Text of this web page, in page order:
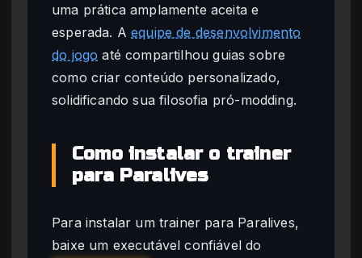
uma prática amplamente aceita e
esperada. Aequipe de desenvolvimento
do jogo até compartilhou guias sobre
como criar conteúdo personalizado,
solidificando sua filosofia pró-modding.
Como instalar o trainer
para Paralives
Para instalar um trainer para Paralives,
baixe um executável confiável do